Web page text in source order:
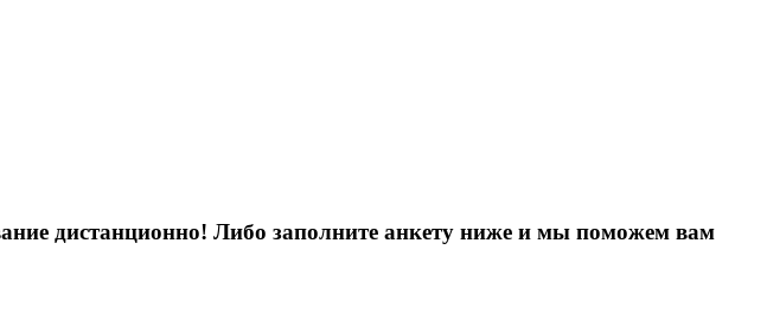
дистанционно! Либо заполните анкету ниже и мы поможем вам